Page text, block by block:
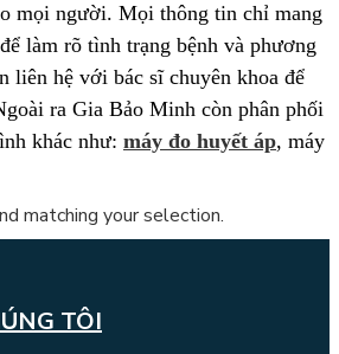
mọi người. Mọi thông tin chỉ mang
làm rõ tình trạng bệnh và phương
liên hệ với bác sĩ chuyên khoa để
ra Gia Bảo Minh còn phân phối
khác như: máy đo huyết áp, máy
matching your selection.
TÔI